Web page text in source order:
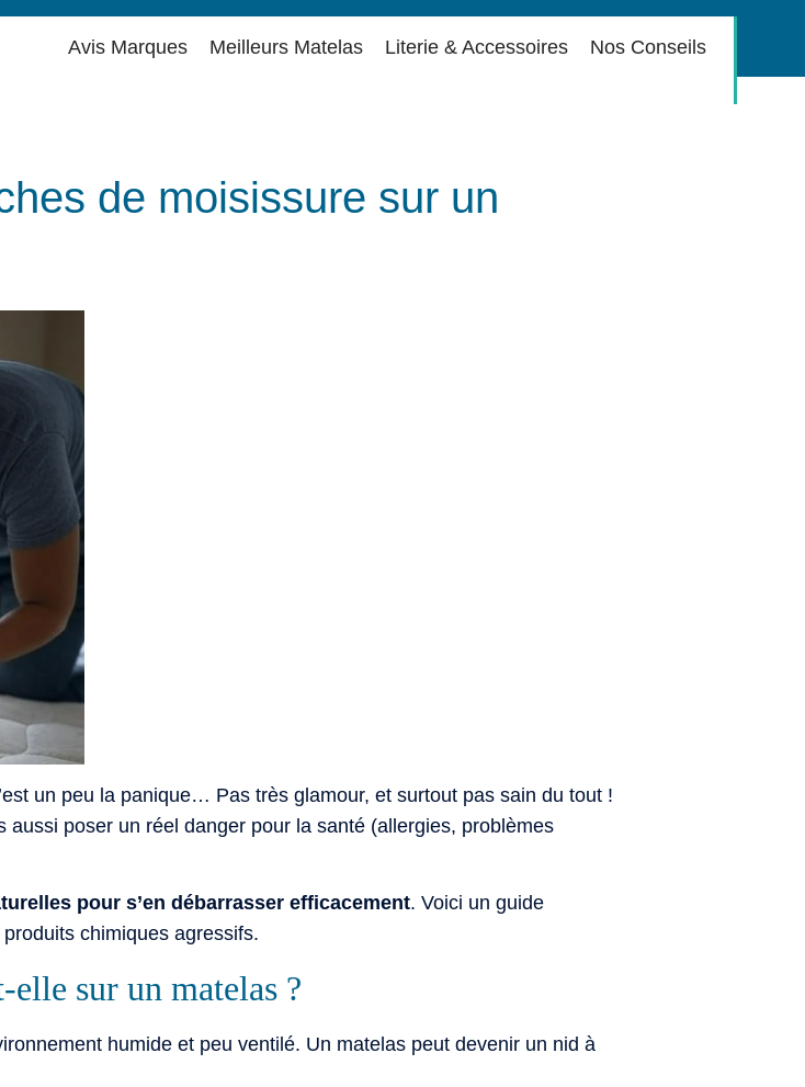
Avis Marques Meilleurs Matelas Literie & Accessoires Nos Conseils
de moisissure sur un
un peu la panique… Pas très glamour, et surtout pas sain du tout !
poser un réel danger pour la santé (allergies, problèmes
pour s’en débarrasser efficacement. Voici un guide
chimiques agressifs.
sur un matelas ?
humide et peu ventilé. Un matelas peut devenir un nid à